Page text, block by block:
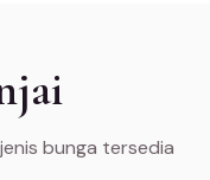
bunga tersedia